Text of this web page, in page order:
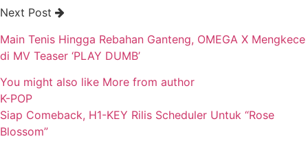
Next Post
Main Tenis Hingga Rebahan Ganteng, OMEGA X Mengkece
di MV Teaser ‘PLAY DUMB’
You might also like More from author
K-POP
Siap Comeback, H1-KEY Rilis Scheduler Untuk “Rose
Blossom”